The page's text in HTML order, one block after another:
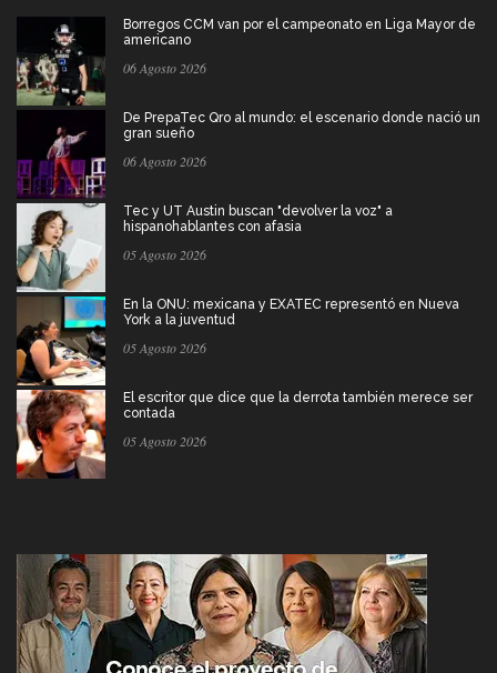
Borregos CCM van por el campeonato en Liga Mayor de
americano
06 Agosto 2026
De PrepaTec Qro al mundo: el escenario donde nació un
gran sueño
06 Agosto 2026
Tec y UT Austin buscan "devolver la voz" a
hispanohablantes con afasia
05 Agosto 2026
En la ONU: mexicana y EXATEC representó en Nueva
York a la juventud
05 Agosto 2026
El escritor que dice que la derrota también merece ser
contada
05 Agosto 2026